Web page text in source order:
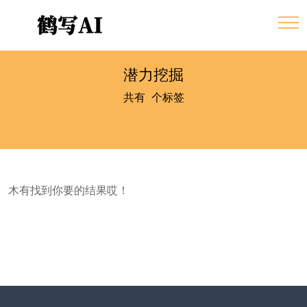
潜力挖掘
共有0 个标签
木有找到你要的结果哎！